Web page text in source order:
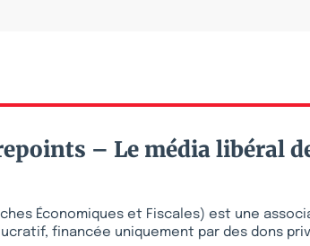
– Le média libéral
Économiques et Fiscales) est une
financée uniquement par des dons